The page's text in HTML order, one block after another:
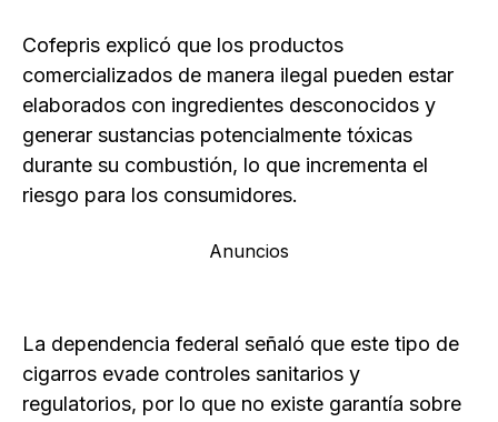
Cofepris explicó que los productos
comercializados de manera ilegal pueden estar
elaborados con ingredientes desconocidos y
generar sustancias potencialmente tóxicas
durante su combustión, lo que incrementa el
riesgo para los consumidores.
Anuncios
La dependencia federal señaló que este tipo de
cigarros evade controles sanitarios y
regulatorios, por lo que no existe garantía sobre